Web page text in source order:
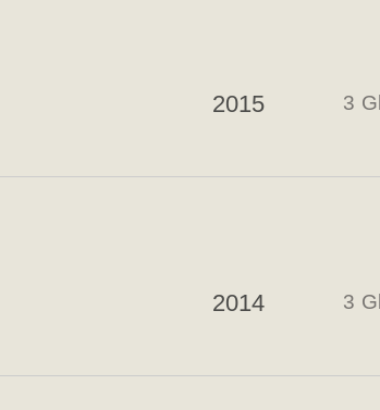
2015 3
2014 3